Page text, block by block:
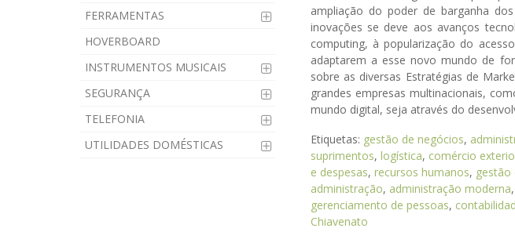
FERRAMENTAS
HOVERBOARD
INSTRUMENTOS MUSICAIS
SEGURANÇA
TELEFONIA
UTILIDADES DOMÉSTICAS
ampliação do poder de barganha
inovações se deve aos avanços
computing, à popularização do
adaptarem a esse novo mundo de
sobre as diversas Estratégias de
grandes empresas multinacionais,
mundo digital, seja através do
Etiquetas: gestão de negócios,
suprimentos, logística, comércio
e despesas, recursos humanos, gestão
administração, administração moderna,
gerenciamento de pessoas,
Chiavenato